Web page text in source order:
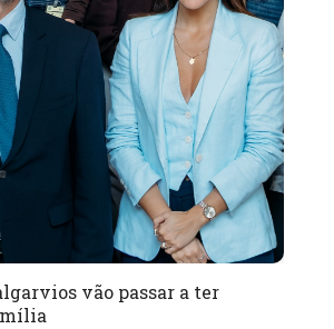
vão passar a ter